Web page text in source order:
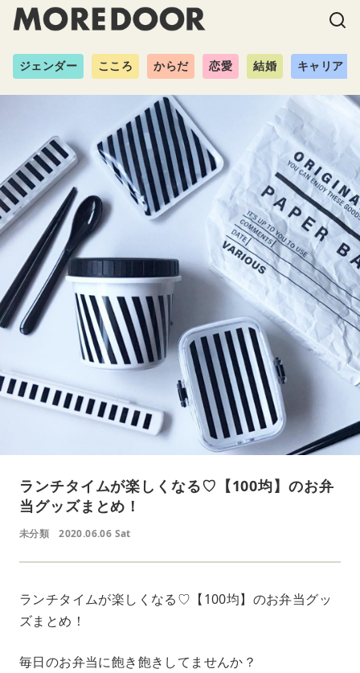
ジェンダー こころ からだ 恋愛 結婚 キャリア
ランチタイムが楽しくなる♡【100均】のお弁
当グッズまとめ！
未分類 2020.06.06 Sat
ランチタイムが楽しくなる♡【100均】のお弁当グッ
ズまとめ！
毎日のお弁当に飽き飽きしてませんか？